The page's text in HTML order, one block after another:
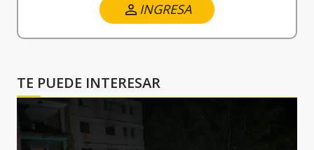
INGRESA
TE PUEDE INTERESAR